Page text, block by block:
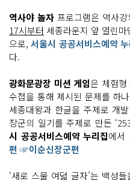
역사야 놀자프로그램은 역사강
17시부터 세종라운지 앞 열린
으로,서울시 공공서비스예약
다.
광화문광장 미션 게임은 체험형
수첩을 통해 제시된 문제를 하
세종대왕과 한글을 주제로 개
장군의 일기를 주제로 만든
시 공공서비스예약 누리집에서
편 ☞이순신장군편
‘새로 스물 여덟 글자’는 백성